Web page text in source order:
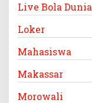
Live Bola Dunia
Loker
Mahasiswa
Makassar
Morowali